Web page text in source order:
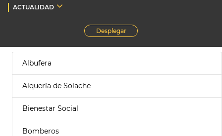
ACTUALIDAD
Desplegar
Albufera
Alquería de Solache
Bienestar Social
Bomberos